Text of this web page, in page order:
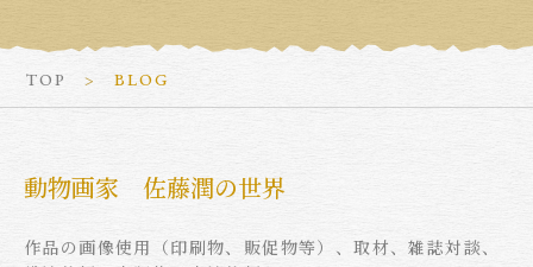
TOP BLOG
動物画家 佐藤潤の世界
作品の画像使用（印刷物、販促物等）、取材、雑誌対談、